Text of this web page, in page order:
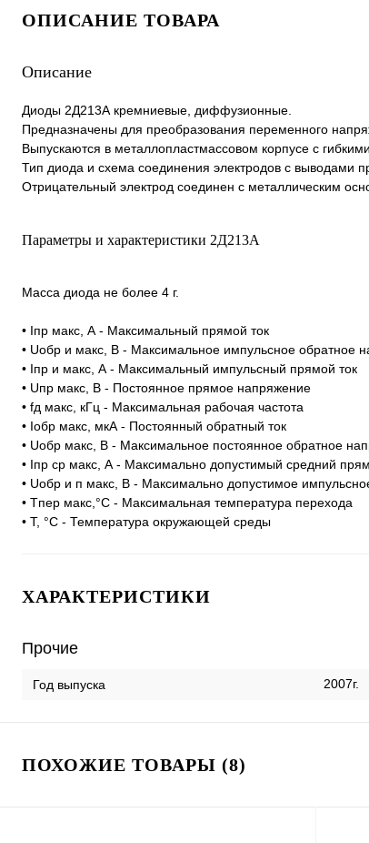
ОПИСАНИЕ ТОВАРА
Описание
Диоды 2Д213А кремниевые, диффузионные.
Предназначены для преобразования переменного
Выпускаются в металлопластмассовом корпусе с
Тип диода и схема соединения электродов с выводами
Отрицательный электрод соединен с металлическим
Параметры и характеристики 2Д213А
Масса диода не более 4 г.
• Iпр макс, А - Максимальный прямой ток
• Uобр и макс, В - Максимальное импульсное обратное
• Iпр и макс, А - Максимальный импульсный прямой ток
• Uпр макс, В - Постоянное прямое напряжение
• fд макс, кГц - Максимальная рабочая частота
• Ioбp макс, мкА - Постоянный обратный ток
• Uoбp макс, В - Максимальное постоянное обратное
• Iпр ср макс, А - Максимально допустимый средний
• Uобр и п макс, В - Максимально допустимое
• Tпер макс,°C - Максимальная температура перехода
• T, °C - Температура окружающей среды
ХАРАКТЕРИСТИКИ
Прочие
Год выпуска 2007г.
ПОХОЖИЕ ТОВАРЫ (8)